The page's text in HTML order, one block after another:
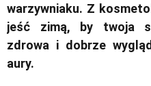
warzywniaku. Z
jeść zimą, by twoja
zdrowa i dobrze
aury.